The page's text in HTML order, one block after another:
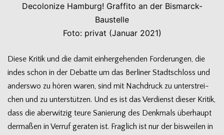
Deco­lo­nize Ham­burg! Graf­fito an der Bismarck-
Baustelle
Foto: pri­vat (Januar 2021)
Diese Kri­tik und die damit ein­her­ge­hen­den For­de­run­gen, die
indes schon in der Debatte um das Ber­li­ner Stadt­schloss und
anderswo zu hören waren, sind mit Nach­druck zu unter­strei­
chen und zu unter­stüt­zen. Und es ist das Ver­dienst die­ser Kri­tik,
dass die aber­wit­zig teure Sanie­rung des Denk­mals über­haupt
der­ma­ßen in Ver­ruf gera­ten ist. Frag­lich ist nur der bis­wei­len in